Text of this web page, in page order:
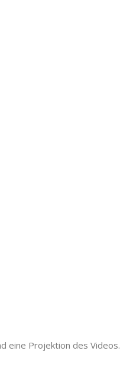
eine Projektion des Videos.